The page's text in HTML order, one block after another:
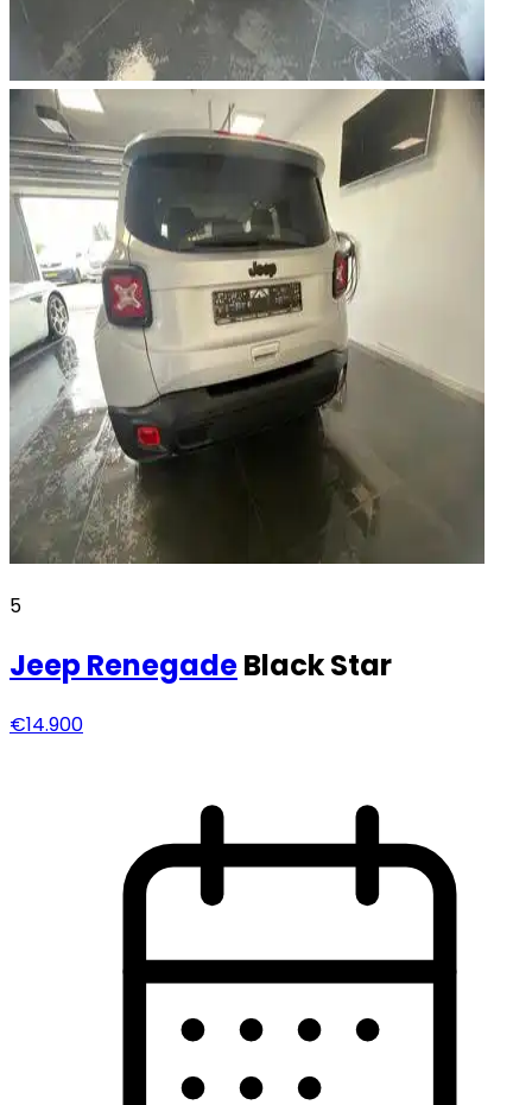
5
JeepRenegadeBlack Star
€14.900